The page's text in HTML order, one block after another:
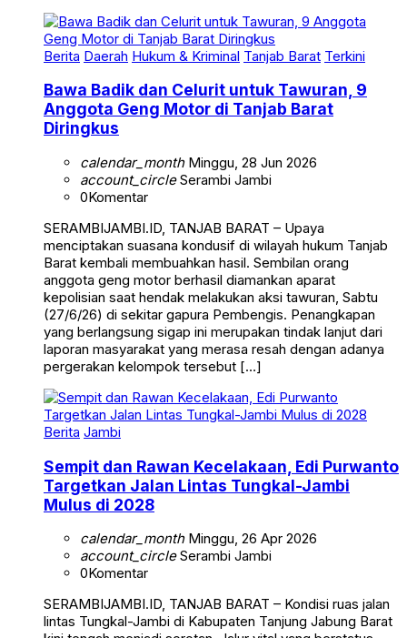
Berita Daerah Hukum & Kriminal Tanjab Barat Terkini
Bawa Badik dan Celurit untuk Tawuran, 9
Anggota Geng Motor di Tanjab Barat
Diringkus
calendar_monthMinggu, 28 Jun 2026
account_circleSerambi Jambi
0Komentar
SERAMBIJAMBI.ID, TANJAB BARAT – Upaya
menciptakan suasana kondusif di wilayah hukum Tanjab
Barat kembali membuahkan hasil. Sembilan orang
anggota geng motor berhasil diamankan aparat
kepolisian saat hendak melakukan aksi tawuran, Sabtu
(27/6/26) di sekitar gapura Pembengis. Penangkapan
yang berlangsung sigap ini merupakan tindak lanjut dari
laporan masyarakat yang merasa resah dengan adanya
pergerakan kelompok tersebut […]
Berita Jambi
Sempit dan Rawan Kecelakaan, Edi Purwanto
Targetkan Jalan Lintas Tungkal-Jambi
Mulus di 2028
calendar_monthMinggu, 26 Apr 2026
account_circleSerambi Jambi
0Komentar
SERAMBIJAMBI.ID, TANJAB BARAT – Kondisi ruas jalan
lintas Tungkal-Jambi di Kabupaten Tanjung Jabung Barat